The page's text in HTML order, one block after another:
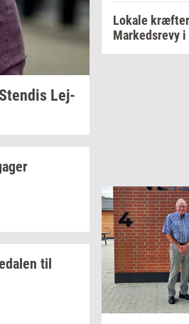
Lej­
til
Lokale
Markedsrevy i